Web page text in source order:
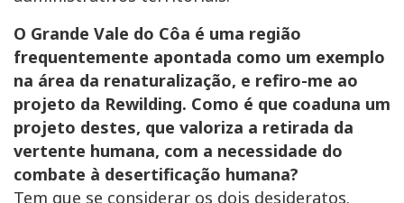
O Grande Vale do Côa é uma região
frequentemente apontada como um exemplo
na área da renaturalização, e refiro-me ao
projeto da Rewilding. Como é que coaduna um
projeto destes, que valoriza a retirada da
vertente humana, com a necessidade do
combate à desertificação humana?
Tem que se considerar os dois desideratos.